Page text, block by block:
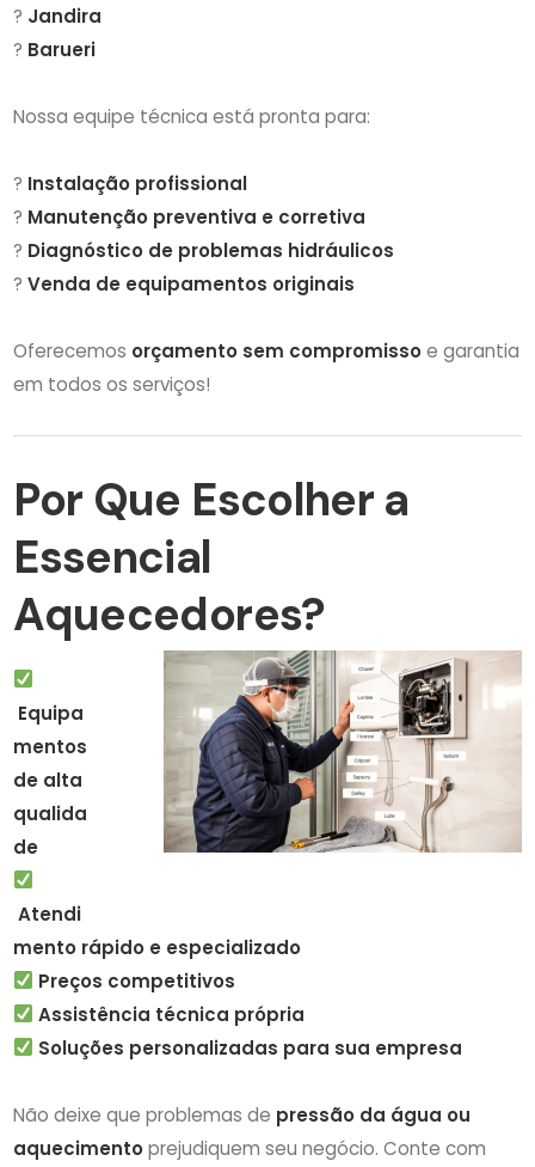
? Jandira
? Barueri
Nossa equipe técnica está pronta para:
? Instalação profissional
? Manutenção preventiva e corretiva
? Diagnóstico de problemas hidráulicos
? Venda de equipamentos originais
Oferecemos orçamento sem compromisso e garantia
em todos os serviços!
Por Que Escolher a
Essencial
Aquecedores?
Equipa
mentos
de alta
qualida
de
Atendi
mento rápido e especializado
Preços competitivos
Assistência técnica própria
Soluções personalizadas para sua empresa
Não deixe que problemas de pressão da água ou
aquecimento prejudiquem seu negócio. Conte com